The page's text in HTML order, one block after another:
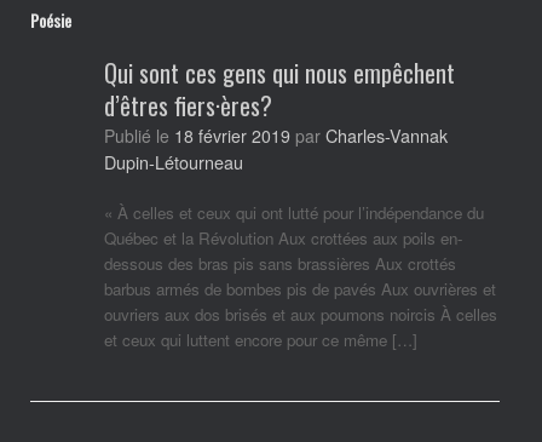
Poésie
Qui sont ces gens qui nous empêchent
d’êtres fiers·ères?
Publié le 18 février 2019 par Charles-Vannak
Dupin-Létourneau
« À celles et ceux qui ont lutté pour l’indépendance du
Québec et la Révolution Aux crottées aux poils en-
dessous des bras pis sans brassières Aux crottés
barbus armés de bombes pis de pavés Aux ouvrières et
ouvriers aux dos brisés et aux poumons noircis À celles
et ceux qui luttent encore pour ce même […]